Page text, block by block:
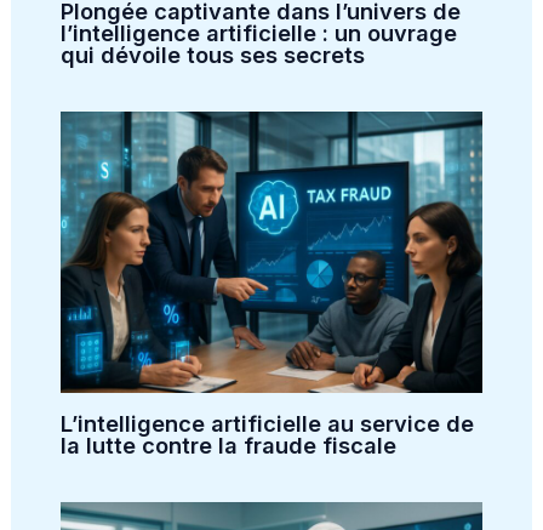
Plongée captivante dans l’univers de
l’intelligence artificielle : un ouvrage
qui dévoile tous ses secrets
L’intelligence artificielle au service de
la lutte contre la fraude fiscale